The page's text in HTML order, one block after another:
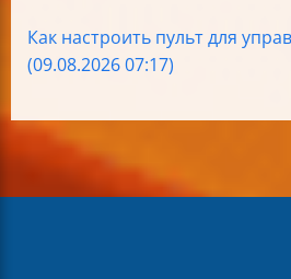
Как настроить пульт для
(09.08.2026 07:17)